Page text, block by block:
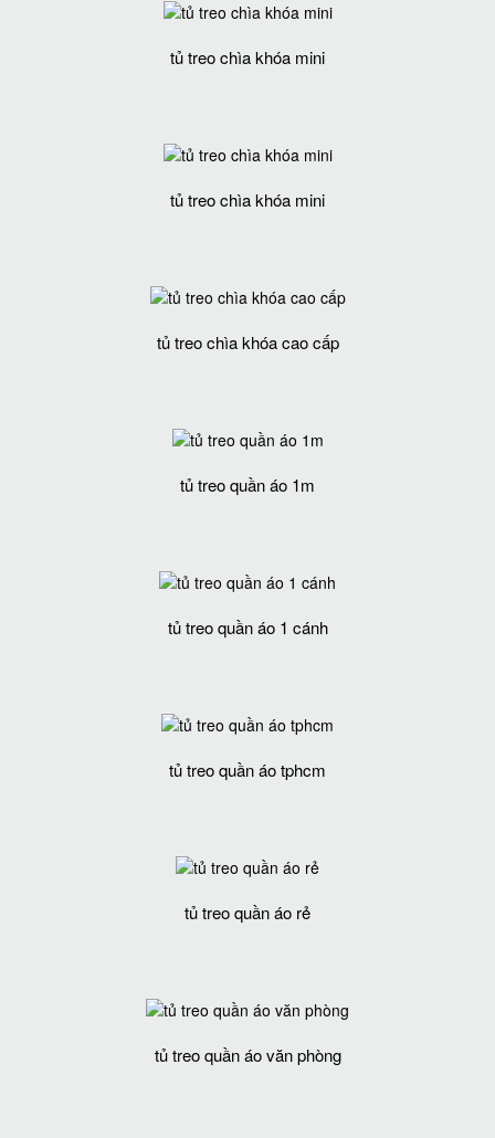
tủ treo chìa khóa mini
tủ treo chìa khóa mini
tủ treo chìa khóa cao cấp
tủ treo quần áo 1m
tủ treo quần áo 1 cánh
tủ treo quần áo tphcm
tủ treo quần áo rẻ
tủ treo quần áo văn phòng